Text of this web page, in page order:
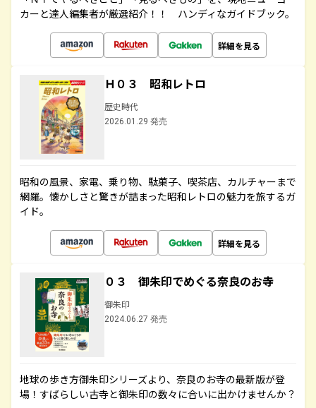
カーと達人編集者が厳選紹介！！ ハンディなガイドブック。
詳細を見る
Ｈ０３ 昭和レトロ
歴史時代
2026.01.29 発売
昭和の風景、家電、乗り物、駄菓子、喫茶店、カルチャーまで
網羅。懐かしさと驚きが詰まった昭和レトロの魅力を旅するガ
イド。
詳細を見る
０３ 御朱印でめぐる奈良のお寺
御朱印
2024.06.27 発売
地球の歩き方御朱印シリーズより、奈良のお寺の最新版が登
場！すばらしい古寺と御朱印の数々に合いに出かけませんか？